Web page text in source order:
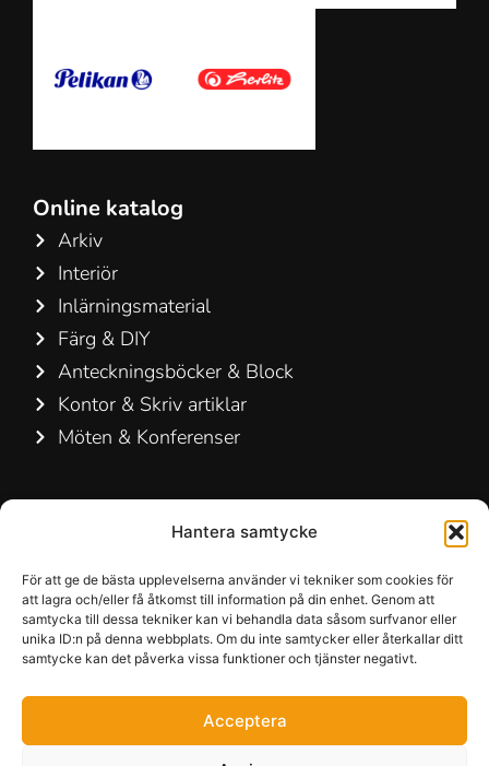
Hantera samtycke
För att ge de bästa upplevelserna använder vi tekniker som cookies för
att lagra och/eller få åtkomst till information på din enhet. Genom att
samtycka till dessa tekniker kan vi behandla data såsom surfvanor eller
unika ID:n på denna webbplats. Om du inte samtycker eller återkallar ditt
samtycke kan det påverka vissa funktioner och tjänster negativt.
Acceptera
Online katalog
Arkiv
Interiör
Inlärningsmaterial
Färg & DIY
Anteckningsböcker & Block
Kontor & Skriv artiklar
Möten & Konferenser
Hirsemarken 5, st. th.
3520 Farum
Danmark
+45 48 16 50 00
info-dk@hamelinbrands.com